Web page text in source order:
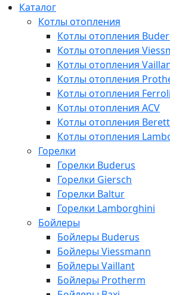
Каталог
Котлы отопления
Котлы отопления
Котлы отопления
Котлы отопления
Котлы отопления
Котлы отопления Ferroli
Котлы отопления ACV
Котлы отопления
Котлы отопления
Горелки
Горелки Buderus
Горелки Giersch
Горелки Baltur
Горелки Lamborghini
Бойлеры
Бойлеры Buderus
Бойлеры Viessmann
Бойлеры Vaillant
Бойлеры Protherm